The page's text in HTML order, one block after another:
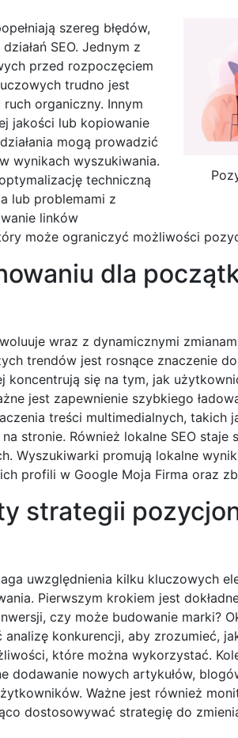
szereg błędów,
SEO. Jednym z
przed rozpoczęciem
trudno jest
organiczny. Innym
jakości lub kopiowanie
mogą prowadzić
wynikach wyszukiwania.
techniczną
lub problemami z
linków
może ograniczyć możliwości
dla
wraz z dynamicznymi
trendów jest rosnące znaczenie
się na tym, jak
jest zapewnienie szybkiego
treści multimedialnych,
stronie. Również lokalne SEO
Wyszukiwarki promują lokalne
profili w Google Moja Firma oraz
strategii
uwzględnienia kilku kluczowych
Pierwszym krokiem jest
czy może budowanie marki?
konkurencji, aby zrozumieć,
które można wykorzystać.
dodawanie nowych artykułów,
Ważne jest również
dostosowywać strategię do